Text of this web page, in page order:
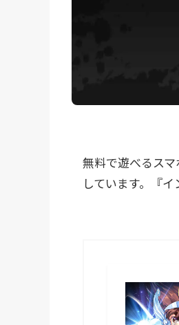
無料で遊べるス
しています。『